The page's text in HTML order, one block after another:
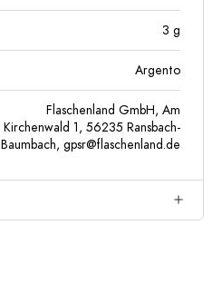
3 g
Argento
Flaschenland GmbH, Am
Kirchenwald 1, 56235 Ransbach-
Baumbach, gpsr@flaschenland.de